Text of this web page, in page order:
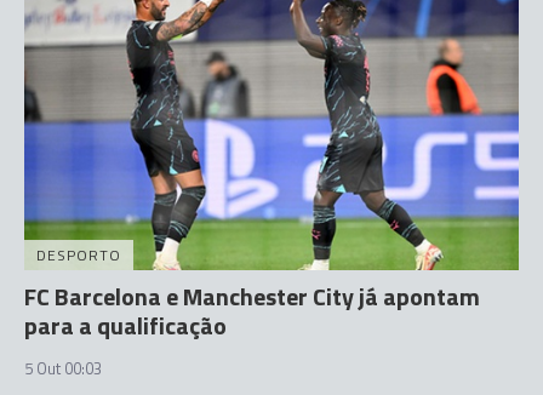
DESPORTO
FC Barcelona e Manchester City já apontam
para a qualificação
5 Out 00:03